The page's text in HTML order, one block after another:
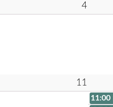
4
11
11:00